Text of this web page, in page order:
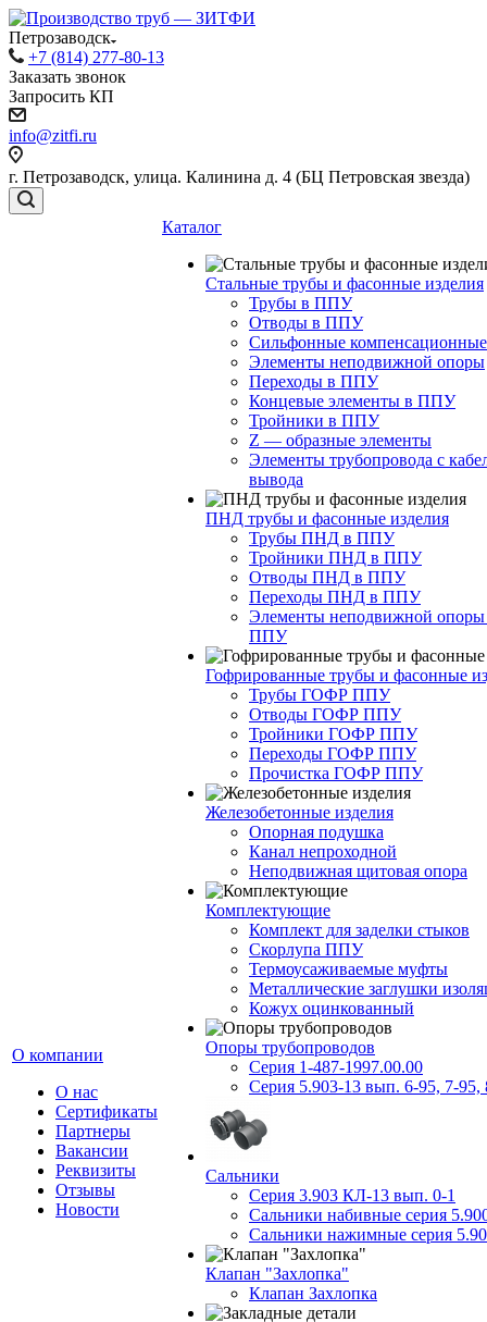
Петрозаводск
+7 (814) 277-80-13
Заказать звонок
Запросить КП
info@zitfi.ru
г. Петрозаводск, улица. Калинина д. 4 (БЦ Петровская звезда)
О компании
О нас
Сертификаты
Партнеры
Вакансии
Реквизиты
Отзывы
Новости
Каталог
Стальные трубы и фасонные изделия
Трубы в ППУ
Отводы в ППУ
Сильфонные
Элементы неподвижной опоры
Переходы в ППУ
Концевые элементы в ППУ
Тройники в ППУ
Z — образные элементы
Элементы трубопровода с
вывода
ПНД трубы и фасонные изделия
Трубы ПНД в ППУ
Тройники ПНД в ППУ
Отводы ПНД в ППУ
Переходы ПНД в ППУ
Элементы неподвижной
ППУ
Гофрированные трубы и фасонные
Трубы ГОФР ППУ
Отводы ГОФР ППУ
Тройники ГОФР ППУ
Переходы ГОФР ППУ
Прочистка ГОФР ППУ
Железобетонные изделия
Опорная подушка
Канал непроходной
Неподвижная щитовая опора
Комплектующие
Комплект для заделки стыков
Скорлупа ППУ
Термоусаживаемые муфты
Металлические заглушки
Кожух оцинкованный
Опоры трубопроводов
Серия 1-487-1997.00.00
Серия 5.903-13 вып. 6-95, 7-95,
Сальники
Серия 3.903 КЛ-13 вып. 0-1
Сальники набивные серия
Сальники нажимные серия
Клапан "Захлопка"
Клапан Захлопка